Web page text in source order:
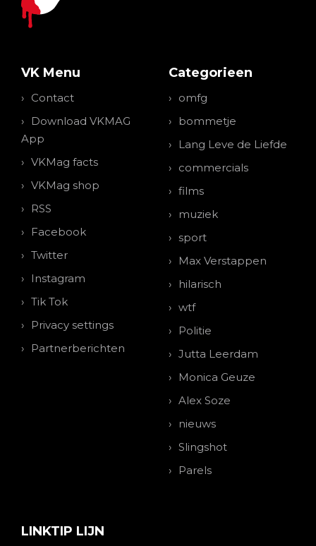
VK Menu
Contact
Download VKMAG
App
VKMag facts
VKMag shop
RSS
Facebook
Twitter
Instagram
Tik Tok
Privacy settings
Partnerberichten
Categorieen
omfg
bommetje
Lang Leve de Liefde
commercials
films
muziek
sport
Max Verstappen
hilarisch
wtf
Politie
Jutta Leerdam
Monica Geuze
Alex Soze
nieuws
Slingshot
Parels
LINKTIP LIJN